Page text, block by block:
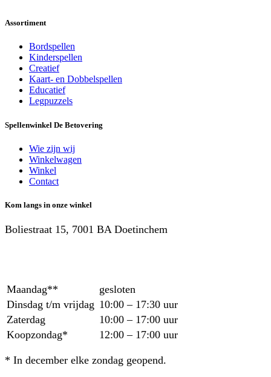
Assortiment
Bordspellen
Kinderspellen
Creatief
Kaart- en Dobbelspellen
Educatief
Legpuzzels
Spellenwinkel De Betover​ing
Wie zijn wij
Winkelwagen
Winkel
Contact
Kom langs in onze winkel
Boliestraat 15, 7001 BA Doetinchem
Maandag**
gesloten
Dinsdag t/m vrijdag 10:00 – 17:30 uur
Zaterdag
10:00 – 17:00 uur
Koopzondag*
12:00 – 17:00 uur
* In december elke zondag geopend.